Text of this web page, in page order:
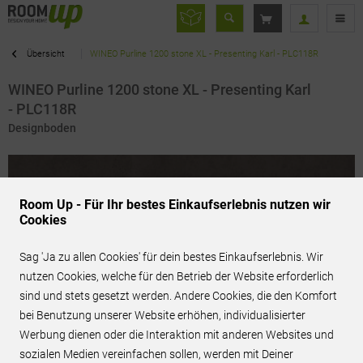
Übersicht WINEO Purline 1200 stone XL - Presenting Karl - PLC118R
WINEO Purline 1200 stone XL - Presenting Karl
- PLC118R
Designboden
Room Up - Für Ihr bestes Einkaufserlebnis nutzen wir
Cookies
Sag 'Ja zu allen Cookies' für dein bestes Einkaufserlebnis. Wir
nutzen Cookies, welche für den Betrieb der Website erforderlich
sind und stets gesetzt werden. Andere Cookies, die den Komfort
bei Benutzung unserer Website erhöhen, individualisierter
Werbung dienen oder die Interaktion mit anderen Websites und
sozialen Medien vereinfachen sollen, werden mit Deiner